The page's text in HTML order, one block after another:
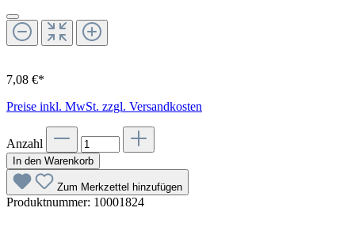
7,08 €*
Preise inkl. MwSt. zzgl. Versandkosten
Anzahl
In den Warenkorb
Zum Merkzettel hinzufügen
Produktnummer: 10001824